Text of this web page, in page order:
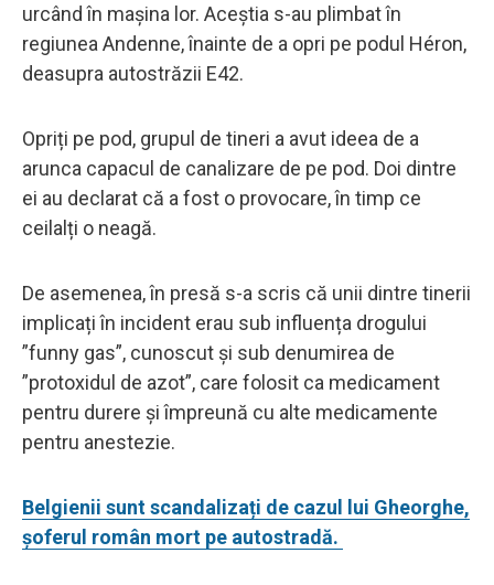
urcând în mașina lor. Aceștia s-au plimbat în
regiunea Andenne, înainte de a opri pe podul Héron,
deasupra autostrăzii E42.
Opriți pe pod, grupul de tineri a avut ideea de a
arunca capacul de canalizare de pe pod. Doi dintre
ei au declarat că a fost o provocare, în timp ce
ceilalți o neagă.
De asemenea, în presă s-a scris că unii dintre tinerii
implicați în incident erau sub influența drogului
”funny gas”, cunoscut și sub denumirea de
”protoxidul de azot”, care folosit ca medicament
pentru durere și împreună cu alte medicamente
pentru anestezie.
Belgienii sunt scandalizați de cazul lui Gheorghe,
șoferul român mort pe autostradă.